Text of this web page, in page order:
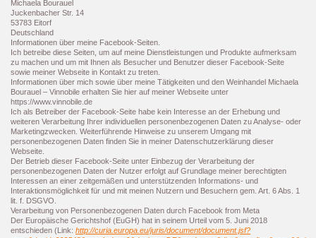
Michaela Bourauel
Juckenbacher Str. 14
53783 Eitorf
Deutschland
Informationen über meine Facebook-Seiten.
Ich betreibe diese Seiten, um auf meine Dienstleistungen und Produkte aufmerksam
zu machen und um mit Ihnen als Besucher und Benutzer dieser Facebook-Seite
sowie meiner Webseite in Kontakt zu treten.
Informationen über mich sowie über meine Tätigkeiten und den Weinhandel Michaela
Bourauel – Vinnobile erhalten Sie hier auf meiner Webseite unter
https://www.vinnobile.de
Ich als Betreiber der Facebook-Seite habe kein Interesse an der Erhebung und
weiteren Verarbeitung Ihrer individuellen personenbezogenen Daten zu Analyse- oder
Marketingzwecken. Weiterführende Hinweise zu unserem Umgang mit
personenbezogenen Daten finden Sie in meiner Datenschutzerklärung dieser
Webseite.
Der Betrieb dieser Facebook-Seite unter Einbezug der Verarbeitung der
personenbezogenen Daten der Nutzer erfolgt auf Grundlage meiner berechtigten
Interessen an einer zeitgemäßen und unterstützenden Informations- und
Interaktionsmöglichkeit für und mit meinen Nutzern und Besuchern gem. Art. 6 Abs. 1
lit. f. DSGVO.
Verarbeitung von Personenbezogenen Daten durch Facebook from Meta
Der Europäische Gerichtshof (EuGH) hat in seinem Urteil vom 5. Juni 2018
entschieden (Link: http://curia.europa.eu/juris/document/document.jsf?